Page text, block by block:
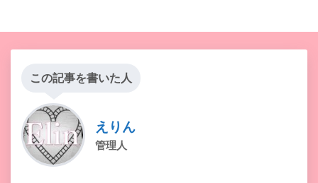
この記事を書いた人
えりん
管理人